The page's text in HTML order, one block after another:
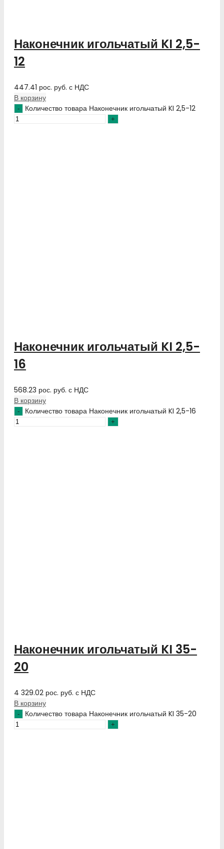
Наконечник игольчатый KI 2,5-
12
447.41 рос. руб. с НДС
В корзину
Количество товара Наконечник игольчатый KI 2,5-12
Наконечник игольчатый KI 2,5-
16
568.23 рос. руб. с НДС
В корзину
Количество товара Наконечник игольчатый KI 2,5-16
Наконечник игольчатый KI 35-
20
4 329.02 рос. руб. с НДС
В корзину
Количество товара Наконечник игольчатый KI 35-20